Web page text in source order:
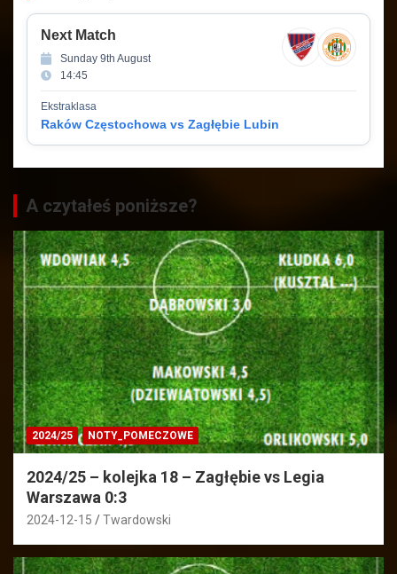
Next Match
Sunday 9th August
14:45
Ekstraklasa
Raków Częstochowa vs Zagłębie Lubin
A czytałeś poniższe?
2024/25 NOTY_POMECZOWE
2024/25 – kolejka 18 – Zagłębie vs Legia
Warszawa 0:3
2024-12-15 Twardowski